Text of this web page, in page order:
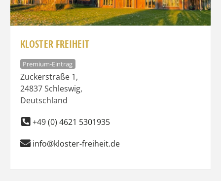
KLOSTER FREIHEIT
Premium-Eintrag
Zuckerstraße 1,
24837Schleswig,
Deutschland
+49 (0) 4621 5301935
info@kloster-freiheit.de